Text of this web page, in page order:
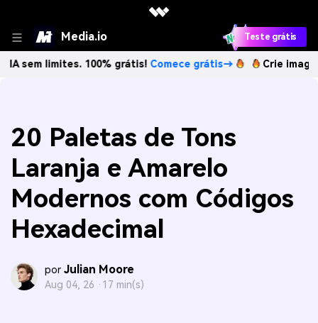
Media.io Teste grátis
100% grátis!Comece grátis→ Crie imagens com
20 Paletas de Tons
Laranja e Amarelo
Modernos com Códigos
Hexadecimal
por Julian Moore
Aug 04, 26 · 17 min(s)